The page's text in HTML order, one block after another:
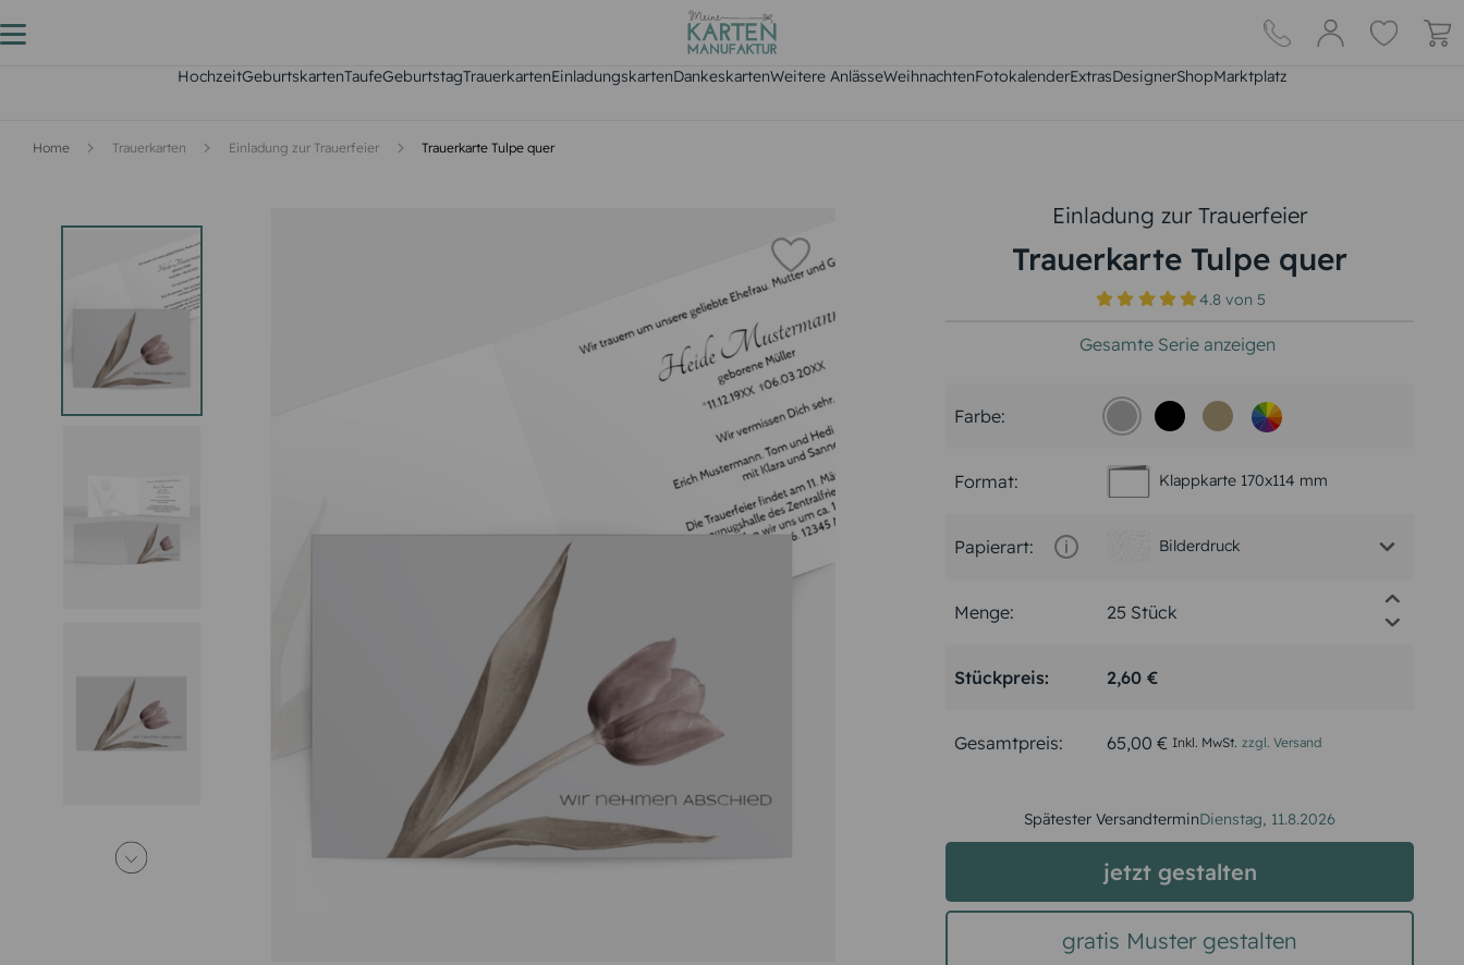
HochzeitGeburtskartenTaufeGeburtstagTrauerkartenEinladungskartenDankeskartenWeitere AnlässeWeihnachtenFotokalenderExtrasDesignerShopMarktplatz
Home Trauerkarten Einladung zur Trauerfeier Trauerkarte Tulpe quer
Einladung zur Trauerfeier
Trauerkarte Tulpe quer
4.8von 5
Gesamte Serie anzeigen
Farbe:
Format: Klappkarte 170x114 mm
Papierart: Bilderdruck
Menge:
Stückpreis: 2,60 €
Gesamtpreis: 65,00 € Inkl. MwSt. zzgl. Versand
Spätester VersandterminDienstag, 11.8.2026
jetzt gestalten
gratis Muster gestalten